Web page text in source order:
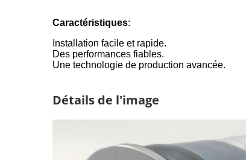
Caractéristiques:
Installation facile et rapide.
Des performances fiables.
Une technologie de production avancée.
Détails de l'image